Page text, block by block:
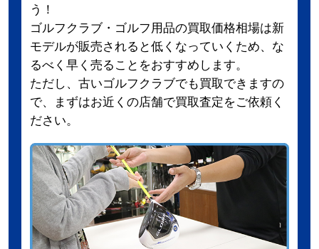
う！
ゴルフクラブ・ゴルフ用品の買取価格相場は新
モデルが販売されると低くなっていくため、な
るべく早く売ることをおすすめします。
ただし、古いゴルフクラブでも買取できますの
で、まずはお近くの店舗で買取査定をご依頼く
ださい。